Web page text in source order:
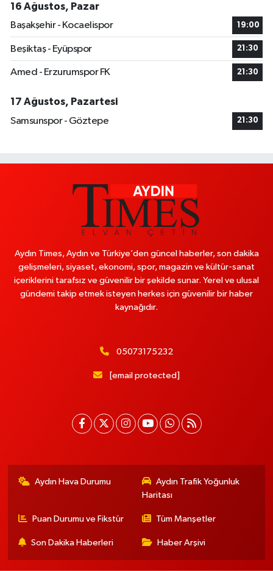
16 Ağustos, Pazar
Başakşehir - Kocaelispor
19:00
Beşiktaş - Eyüpspor 21:30
Amed - Erzurumspor FK 21:30
17 Ağustos, Pazartesi
Samsunspor - Göztepe
21:30
Aydın Times, Aydın ve Türkiye’den güncel haberler, son dakika
gelişmeleri, siyaset, ekonomi, spor, magazin ve kültür-sanat
içeriklerini tarafsız ve güvenilir bir şekilde sunar. Yerel ve ulusal
gündemi takip etmek isteyen herkes için güvenilir bir haber
kaynağıdır.
05073175232
[email protected]
Aydın Hava Durumu
Aydın Trafik Yoğunluk
Haritası
Puan Durumu ve Fikstür Tüm Manşetler
Son Dakika Haberleri Haber Arşivi